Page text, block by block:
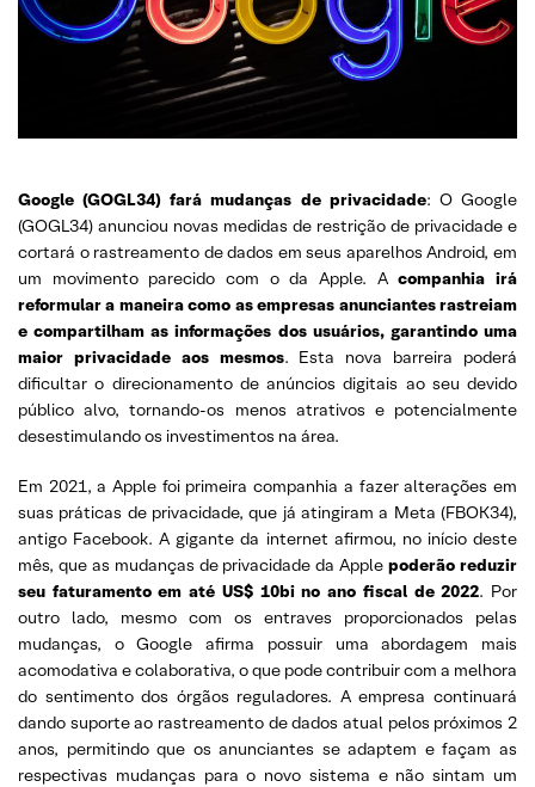
Google (GOGL34) fará mudanças de privacidade: O Google
(GOGL34) anunciou novas medidas de restrição de privacidade e
cortará o rastreamento de dados em seus aparelhos Android, em
um movimento parecido com o da Apple. Acompanhia irá
reformular a maneira como as empresas anunciantes rastreiam
e compartilham as informações dos usuários, garantindo uma
maior privacidade aos mesmos. Esta nova barreira poderá
dificultar o direcionamento de anúncios digitais ao seu devido
público alvo, tornando-os menos atrativos e potencialmente
desestimulando os investimentos na área.
Em 2021, a Apple foi primeira companhia a fazer alterações em
suas práticas de privacidade, que já atingiram a Meta (FBOK34),
antigo Facebook. A gigante da internet afirmou, no início deste
mês, que as mudanças de privacidade da Applepoderão reduzir
seu faturamento em até US$ 10bi no ano fiscal de 2022. Por
outro lado, mesmo com os entraves proporcionados pelas
mudanças, o Google afirma possuir uma abordagem mais
acomodativa e colaborativa, o que pode contribuir com a melhora
do sentimento dos órgãos reguladores. A empresa continuará
dando suporte ao rastreamento de dados atual pelos próximos 2
anos, permitindo que os anunciantes se adaptem e façam as
respectivas mudanças para o novo sistema e não sintam um